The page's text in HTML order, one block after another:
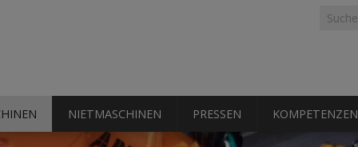
Suche
NIETMASCHINEN PRESSEN KOMPETENZEN